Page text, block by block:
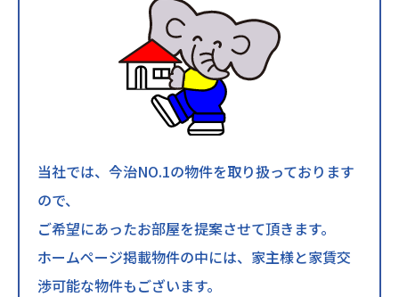
当社では、今治NO.1の物件を取り扱っております
ので、
ご希望にあったお部屋を提案させて頂きます。
ホームページ掲載物件の中には、家主様と家賃交
渉可能な物件もございます。